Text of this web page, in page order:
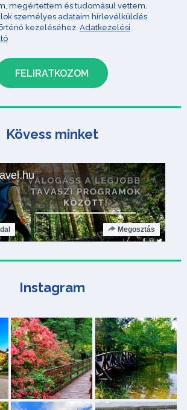
megértettem és tudomásul vettem.
személyes adataim hírlevélküldés
kezeléséhez. Adatkezelési
Kövess minket
Megosztás
Instagram